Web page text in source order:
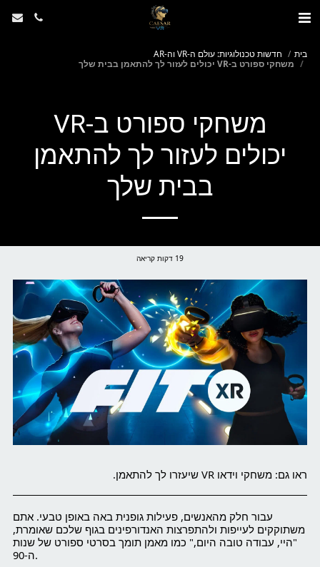
בית
חדשות טכנולוגיות: עולם ה-VR וה-AR
משחקי ספורט ב-VR יכולים לעזור לך להתאמן בבית שלך
משחקי ספורט ב-VR
יכולים לעזור לך להתאמן
בבית שלך
19 דקות קריאה
ראו גם: משחקי וידאו VR שיעזרו לך להתאמן.
עבור חלק מהאנשים, פעילות גופנית באה באופן טבעי. אתם
משתוקקים לעייפות ולהתפרצות האנדורפינים בגוף שלכם שאומרת,
"היי, עבודה טובה היום," כמו מאמן תומך בסרטי ספורט של שנות
ה-90.